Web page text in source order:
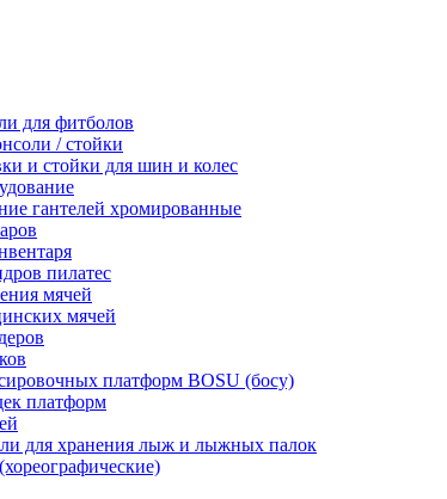
для фитболов
/ стойки
и стойки для шин и колес
гантелей хромированные
пилатес
мячей
мячей
платформ BOSU (босу)
платформ
для хранения лыж и лыжных палок